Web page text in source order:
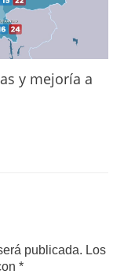
y mejoría a
publicada. Los
*